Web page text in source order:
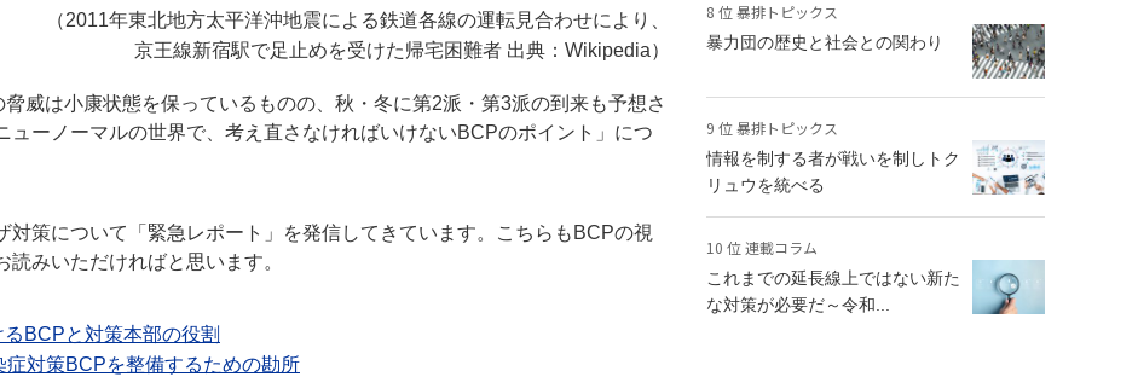
（2011年東北地方太平洋沖地震による鉄道各線の運転見合わせにより、
京王線新宿駅で足止めを受けた帰宅困難者 出典：Wikipedia）
威は小康状態を保っているものの、秋・冬に第2派・第3派の到来も予想さ
ーノーマルの世界で、考え直さなければいけないBCPのポイント」につ
対策について「緊急レポート」を発信してきています。こちらもBCPの視
みいただければと思います。
BCPと対策本部の役割
対策BCPを整備するための勘所
8 位 暴排トピックス
暴力団の歴史と社会との関わり
9 位 暴排トピックス
情報を制する者が戦いを制しトク
リュウを統べる
10 位 連載コラム
これまでの延長線上ではない新た
な対策が必要だ～令和...